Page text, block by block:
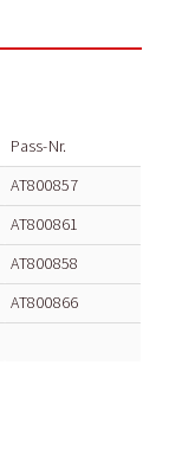
Pass-Nr.
AT800857
AT800861
AT800858
AT800866